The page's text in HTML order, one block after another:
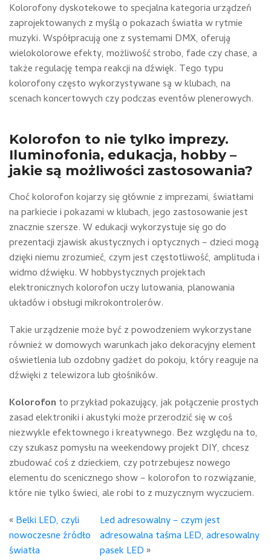
Kolorofony dyskotekowe to specjalna kategoria urządzeń
zaprojektowanych z myślą o pokazach światła w rytmie
muzyki. Współpracują one z systemami DMX, oferują
wielokolorowe efekty, możliwość strobo, fade czy chase, a
także regulację tempa reakcji na dźwięk. Tego typu
kolorofony często wykorzystywane są w klubach, na
scenach koncertowych czy podczas eventów plenerowych.
Kolorofon to nie tylko imprezy.
Iluminofonia, edukacja, hobby –
jakie są możliwości zastosowania?
Choć kolorofon kojarzy się głównie z imprezami, światłami
na parkiecie i pokazami w klubach, jego zastosowanie jest
znacznie szersze. W edukacji wykorzystuje się go do
prezentacji zjawisk akustycznych i optycznych – dzieci mogą
dzięki niemu zrozumieć, czym jest częstotliwość, amplituda i
widmo dźwięku. W hobbystycznych projektach
elektronicznych kolorofon uczy lutowania, planowania
układów i obsługi mikrokontrolerów.
Takie urządzenie może być z powodzeniem wykorzystane
również w domowych warunkach jako dekoracyjny element
oświetlenia lub ozdobny gadżet do pokoju, który reaguje na
dźwięki z telewizora lub głośników.
Kolorofon to przykład pokazujący, jak połączenie prostych
zasad elektroniki i akustyki może przerodzić się w coś
niezwykle efektownego i kreatywnego. Bez względu na to,
czy szukasz pomysłu na weekendowy projekt DIY, chcesz
zbudować coś z dzieckiem, czy potrzebujesz nowego
elementu do scenicznego show – kolorofon to rozwiązanie,
które nie tylko świeci, ale robi to z muzycznym wyczuciem.
«Belki LED, czyli
nowoczesne źródło
światła
Led adresowalny – czym jest
adresowalna taśma LED, adresowalny
pasek LED»